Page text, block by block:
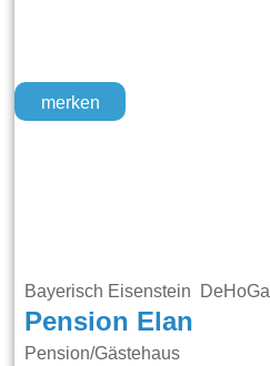
merken
Bayerisch Eisenstein DeHoGa
Pension Elan
Pension/Gästehaus